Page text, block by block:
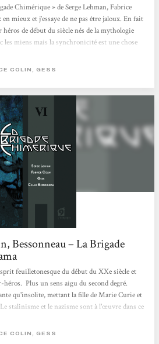
Chimérique » de Serge Lehman, Fabrice
mieux et j’essaye de ne pas être jaloux. En fait
héros de début du siècle nés de la mythologie
les miens mais la synchronicité est une chose
temps car je sais qu’il y en aura d’autres.
COLIN, GESS
Bessonneau – La Brigade
feuilletonesque du début du XXe siècle et
héros. Plus un sens aigu du second degré.
qu'insolite, mettant la fille de Marie Curie et
stalinisme et le nazisme sont à l'œuvre dans ce
COLIN, GESS